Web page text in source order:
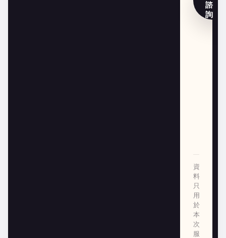
諮
詢
資
料
只
用
於
本
次
服